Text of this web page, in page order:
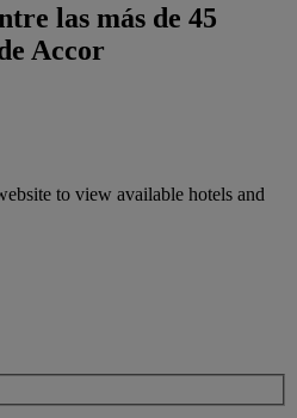
las más de 45
Accor
to view available hotels and